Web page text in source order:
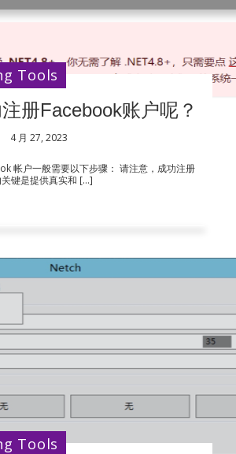
册Facebook账户呢？
4 月 27, 2023
帐户一般需要以下步骤： 请注意，成功注册
键是提供真实和 […]
Tools
Tools